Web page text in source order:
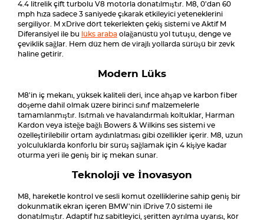
4.4 litrelik çift turbolu V8 motorla donatılmıştır. M8, 0'dan 60
mph hıza sadece 3 saniyede çıkarak etkileyici yeteneklerini
sergiliyor. M xDrive dört tekerlekten çekiş sistemi ve Aktif M
Diferansiyel ile bu
lüks araba olağanüstü yol tutuşu, denge ve
çeviklik sağlar. Hem düz hem de virajlı yollarda sürüşü bir zevk
haline getirir.
Modern Lüks
M8'in iç mekanı, yüksek kaliteli deri, ince ahşap ve karbon fiber
döşeme dahil olmak üzere birinci sınıf malzemelerle
tamamlanmıştır. Isıtmalı ve havalandırmalı koltuklar, Harman
Kardon veya isteğe bağlı Bowers & Wilkins ses sistemi ve
özelleştirilebilir ortam aydınlatması gibi özellikler içerir. M8, uzun
yolculuklarda konforlu bir sürüş sağlamak için 4 kişiye kadar
oturma yeri ile geniş bir iç mekan sunar.
Teknoloji ve İnovasyon
M8, hareketle kontrol ve sesli komut özelliklerine sahip geniş bir
dokunmatik ekran içeren BMW'nin iDrive 7.0 sistemi ile
donatılmıştır. Adaptif hız sabitleyici, şeritten ayrılma uyarısı, kör